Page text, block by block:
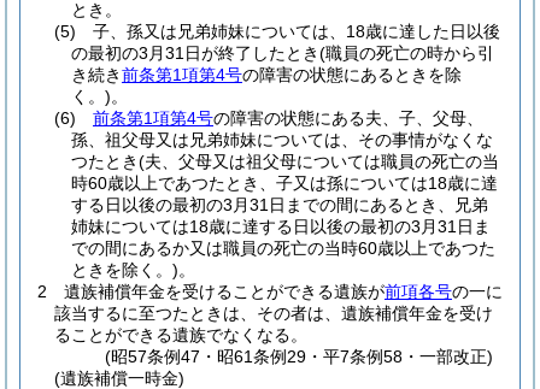
とき。
(5)
子、孫又は兄弟姉妹については、18歳に達した日以後
の最初の3月31日が終了したとき(職員の死亡の時から引
き続き前条第1項第4号の障害の状態にあるときを除
く。)。
(6)
前条第1項第4号の障害の状態にある夫、子、父母、
孫、祖父母又は兄弟姉妹については、その事情がなくな
つたとき(夫、父母又は祖父母については職員の死亡の当
時60歳以上であつたとき、子又は孫については18歳に達
する日以後の最初の3月31日までの間にあるとき、兄弟
姉妹については18歳に達する日以後の最初の3月31日ま
での間にあるか又は職員の死亡の当時60歳以上であつた
ときを除く。)。
2
遺族補償年金を受けることができる遺族が前項各号の一に
該当するに至つたときは、その者は、遺族補償年金を受け
ることができる遺族でなくなる。
(昭57条例47・昭61条例29・平7条例58・一部改正)
(遺族補償一時金)